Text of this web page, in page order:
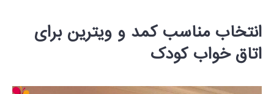
انتخاب مناسب کمد و ویترین برای
اتاق خواب کودک